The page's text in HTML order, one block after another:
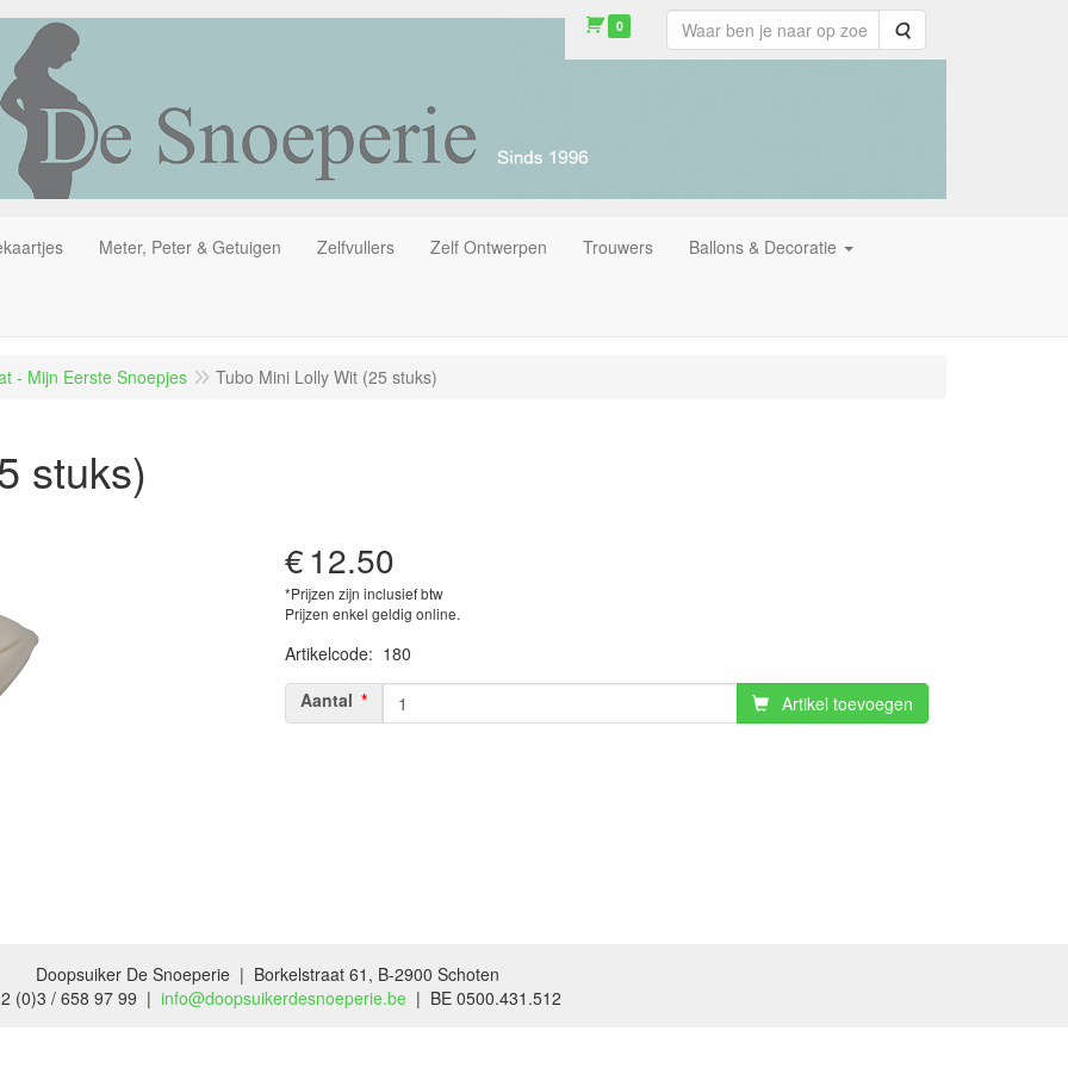
0 Zoeken
Meter, Peter & Getuigen Zelfvullers Zelf Ontwerpen Trouwers Ballons & Decoratie
- Mijn Eerste Snoepjes Tubo Mini Lolly Wit (25 stuks)
stuks)
€12.50
*Prijzen zijn inclusief btw
Prijzen enkel geldig online.
Artikelcode: 180
Aantal
Artikel toevoegen
Doopsuiker De Snoeperie | Borkelstraat 61, B-2900 Schoten
(0)3 / 658 97 99 | info@doopsuikerdesnoeperie.be | BE 0500.431.512